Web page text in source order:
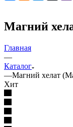
Магний
Главная
—
Каталог
—Магний хелат
Хит